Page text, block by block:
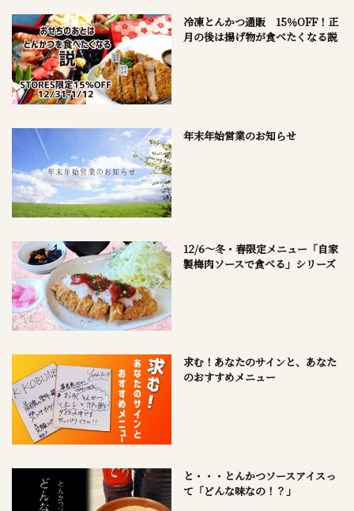
冷凍とんかつ通販 15％OFF！正
月の後は揚げ物が食べたくなる説
年末年始営業のお知らせ
12/6～冬・春限定メニュー「自家
製梅肉ソースで食べる」シリーズ
求む！あなたのサインと、あなた
のおすすめメニュー
と・・・とんかつソースアイスっ
て「どんな味なの！？」